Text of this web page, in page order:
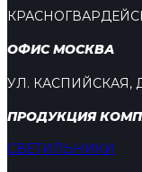
ОФИС МОСКВА
УЛ. КАСПИЙСКАЯ,
ПРОДУКЦИЯ
СВЕТИЛЬНИКИ